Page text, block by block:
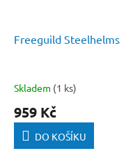
Freeguild Steelhelms
Skladem (1 ks)
959 Kč
DO KOŠÍKU